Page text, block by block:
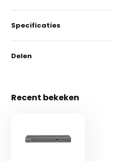
Specificaties
Delen
Recent bekeken